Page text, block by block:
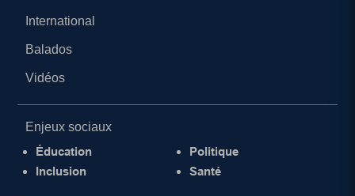
International
Balados
Vidéos
Enjeux sociaux
Éducation
Inclusion
Politique
Santé